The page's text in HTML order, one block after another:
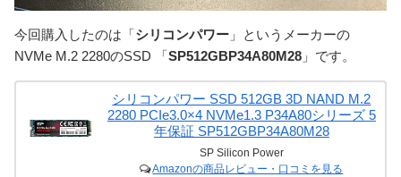
今回購入したのは「シリコンパワー 」というメーカーの
NVMe M.2 2280のSSD 「SP512GBP34A80M28 」です。
シリコンパワー SSD 512GB 3D NAND M.2
2280 PCIe3.0×4 NVMe1.3 P34A80シリーズ 5
年保証 SP512GBP34A80M28
SP Silicon Power
Amazonの商品レビュー・口コミを見る